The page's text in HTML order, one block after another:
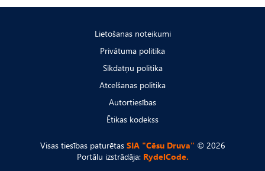
Lietošanas noteikumi
Privātuma politika
Sīkdatņu politika
Atcelšanas politika
Autortiesības
Ētikas kodekss
Visas tiesības paturētas SIA "Cēsu Druva" © 2026
Portālu izstrādāja: RydelCode.